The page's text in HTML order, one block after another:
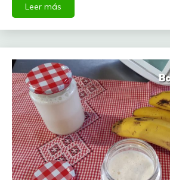
Leer más